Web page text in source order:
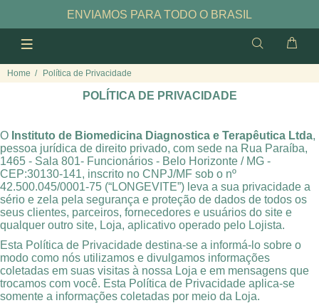
ENVIAMOS PARA TODO O BRASIL
Home Política de Privacidade
POLÍTICA DE PRIVACIDADE
O Instituto de Biomedicina Diagnostica e Terapêutica Ltda,
pessoa jurídica de direito privado, com sede na Rua Paraíba,
1465 - Sala 801- Funcionários - Belo Horizonte / MG -
CEP:30130-141, inscrito no CNPJ/MF sob o nº
42.500.045/0001-75 (“LONGEVITE”) leva a sua privacidade a
sério e zela pela segurança e proteção de dados de todos os
seus clientes, parceiros, fornecedores e usuários do site e
qualquer outro site, Loja, aplicativo operado pelo Lojista.
Esta Política de Privacidade destina-se a informá-lo sobre o
modo como nós utilizamos e divulgamos informações
coletadas em suas visitas à nossa Loja e em mensagens que
trocamos com você. Esta Política de Privacidade aplica-se
somente a informações coletadas por meio da Loja.